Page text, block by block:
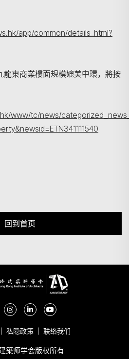
搜寻
app/common/details_html?
龍東商業樓面規模媲美中環，將按
www/tc/news/
回到首页
私隐政策 联络我们
築师学会版权所有